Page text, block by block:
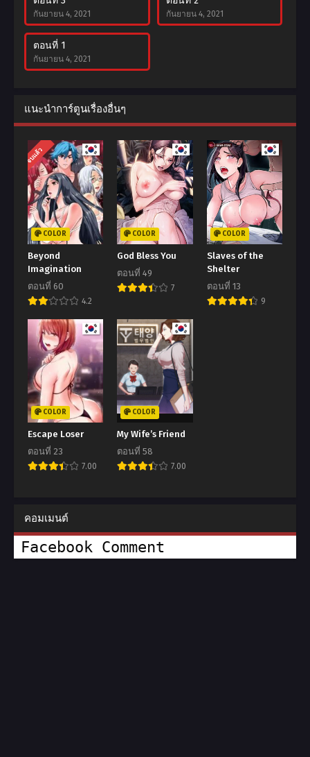
กันยายน 4, 2021 กันยายน 4, 2021
ตอนที่ 1
กันยายน 4, 2021
แนะนำการ์ตูนเรื่องอื่นๆ
จบแล้ว
COLOR
Beyond
Imagination
ตอนที่ 60
4.2
COLOR
God Bless You
ตอนที่ 49
7
COLOR
Slaves of the
Shelter
ตอนที่ 13
9
COLOR
Escape Loser
ตอนที่ 23
7.00
COLOR
My Wife’s Friend
ตอนที่ 58
7.00
คอมเมนต์
Facebook Comment